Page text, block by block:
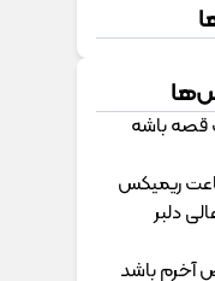
قصه باشه
ریمیکس
دلبر
آخرم باشد